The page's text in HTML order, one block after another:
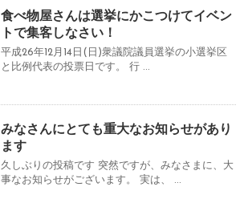
食べ物屋さんは選挙にかこつけてイベン
トで集客しなさい！
平成26年12月14日(日)衆議院議員選挙の小選挙区
と比例代表の投票日です。 行 ...
みなさんにとても重大なお知らせがあり
ます
久しぶりの投稿です 突然ですが、みなさまに、大
事なお知らせがございます。 実は、 ...